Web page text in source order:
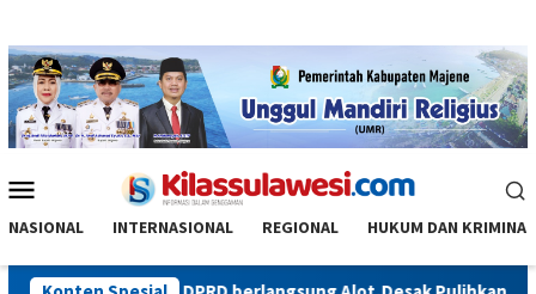
Mobile
NASIONAL INTERNASIONAL REGIONAL HUKUM DAN KRIMINAL